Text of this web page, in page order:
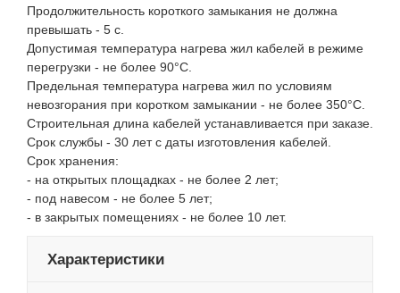
Продолжительность короткого замыкания не должна
превышать - 5 с.
Допустимая температура нагрева жил кабелей в режиме
перегрузки - не более 90°С.
Предельная температура нагрева жил по условиям
невозгорания при коротком замыкании - не более 350°С.
Строительная длина кабелей устанавливается при заказе.
Срок службы - 30 лет с даты изготовления кабелей.
Срок хранения:
- на открытых площадках - не более 2 лет;
- под навесом - не более 5 лет;
- в закрытых помещениях - не более 10 лет.
Характеристики